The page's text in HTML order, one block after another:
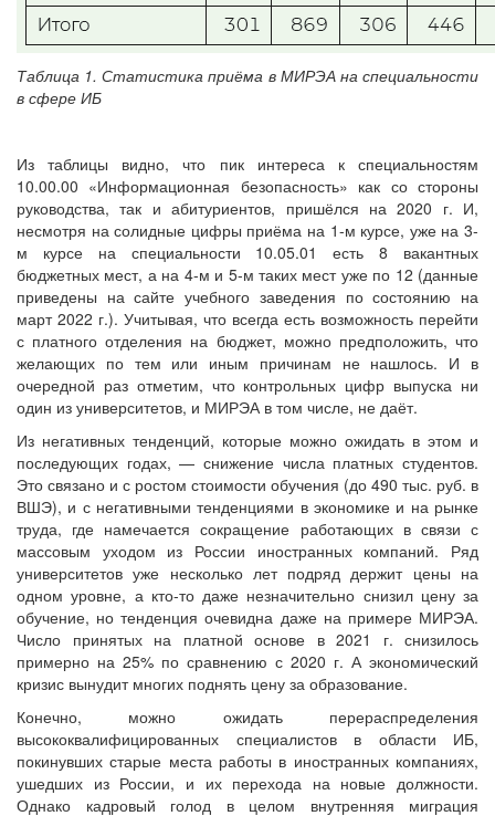
Таблица 1. Статистика приёма в МИРЭА на специальности
в сфере ИБ
Из таблицы видно, что пик интереса к специальностям
10.00.00 «Информационная безопасность» как со стороны
руководства, так и абитуриентов, пришёлся на 2020 г. И,
несмотря на солидные цифры приёма на 1-м курсе, уже на 3-
м курсе на специальности 10.05.01 есть 8 вакантных
бюджетных мест, а на 4-м и 5-м таких мест уже по 12 (данные
приведены на сайте учебного заведения по состоянию на
март 2022 г.). Учитывая, что всегда есть возможность перейти
с платного отделения на бюджет, можно предположить, что
желающих по тем или иным причинам не нашлось. И в
очередной раз отметим, что контрольных цифр выпуска ни
один из университетов, и МИРЭА в том числе, не даёт.
Из негативных тенденций, которые можно ожидать в этом и
последующих годах, — снижение числа платных студентов.
Это связано и с ростом стоимости обучения (до 490 тыс. руб. в
ВШЭ), и с негативными тенденциями в экономике и на рынке
труда, где намечается сокращение работающих в связи с
массовым уходом из России иностранных компаний. Ряд
университетов уже несколько лет подряд держит цены на
одном уровне, а кто-то даже незначительно снизил цену за
обучение, но тенденция очевидна даже на примере МИРЭА.
Число принятых на платной основе в 2021 г. снизилось
примерно на 25% по сравнению с 2020 г. А экономический
кризис вынудит многих поднять цену за образование.
Конечно, можно ожидать перераспределения
высококвалифицированных специалистов в области ИБ,
покинувших старые места работы в иностранных компаниях,
ушедших из России, и их перехода на новые должности.
Однако кадровый голод в целом внутренняя миграция